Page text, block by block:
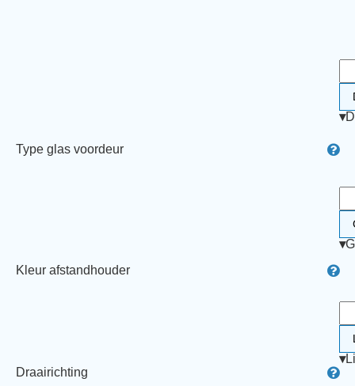
Type glas voordeur
▾
Kleur afstandhouder
▾
Draairichting
▾